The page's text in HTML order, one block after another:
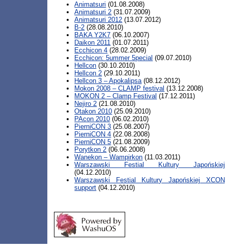
Animatsuri (01.08.2008)
Animatsuri 2 (31.07.2009)
Animatsuri 2012 (13.07.2012)
B-2 (28.08.2010)
BAKA Y2K7 (06.10.2007)
Daikon 2011 (01.07.2011)
Ecchicon 4 (28.02.2009)
Ecchicon: 5ummer 5pecial (09.07.2010)
Hellcon (30.10.2010)
Hellcon 2 (29.10.2011)
Hellcon 3 – Apokalipsa(08.12.2012)
Mokon 2008 – CLAMP festival (13.12.2008)
MOKON 2 – Clamp Festival (17.12.2011)
Nejiro 2 (21.08.2010)
Otakon 2010 (25.09.2010)
PAcon 2010 (06.02.2010)
PierniCON 3 (25.08.2007)
PierniCON 4 (22.08.2008)
PierniCON 5 (21.08.2009)
Porytkon 2 (06.06.2008)
Wanekon – Wampirkon (11.03.2011)
Warszawski Festial Kultury Japońskiej
(04.12.2010)
Warszawski Festial Kultury Japońskiej XCON
support (04.12.2010)